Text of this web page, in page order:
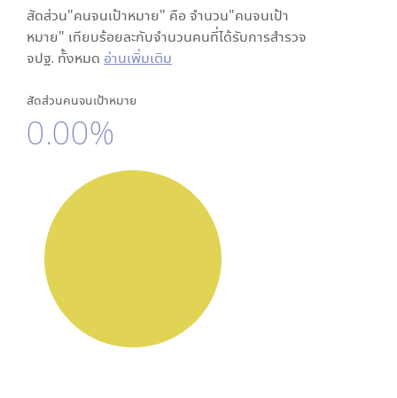
สัดส่วน"คนจนเป้าหมาย" คือ จำนวน"คนจนเป้า
หมาย" เทียบร้อยละกับจำนวนคนที่ได้รับการสำรวจ
จปฐ. ทั้งหมด อ่านเพิ่มเติม
สัดส่วนคนจนเป้าหมาย
0.00%